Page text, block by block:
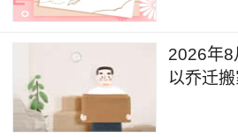
2026年8
以乔迁